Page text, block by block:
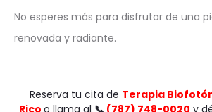
No esperes más para disfrutar de una
renovada y radiante.
Reserva tu cita de Terapia
Rico o llama al 📞 (787) 748-0020 y